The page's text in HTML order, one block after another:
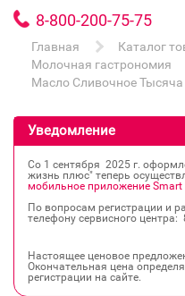
8-800-200-75-75
Главная
Каталог
Молочная гастрономия
Масло Сливочное Тысяча
Уведомление
Со 1 сентября 2025 г.
жизнь плюс" теперь
мобильное приложение Smart
По вопросам регистрации и
телефону сервисного центра:
Настоящее ценовое
Окончательная цена
регистрации на сайте.